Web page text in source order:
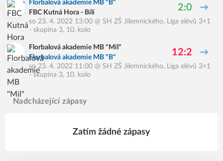
Florbalová akademie MB "B"
FBC Kutná Hora - Bílí
2:0
so 23. 4. 2022 13:00 @ SH ZŠ Jilemnického, Liga elévů 3+1
- skupina 3, 10. kolo
Florbalová akademie MB "Mil"
Florbalová akademie MB "B"
12:2
so 23. 4. 2022 11:00 @ SH ZŠ Jilemnického, Liga elévů 3+1
- skupina 3, 10. kolo
Nadcházející zápasy
Zatím žádné zápasy